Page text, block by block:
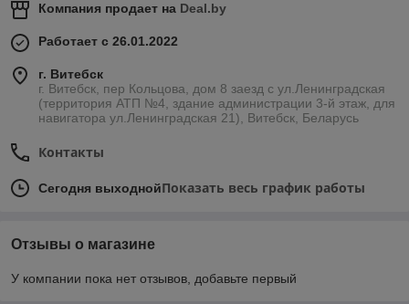
Компания продает на Deal.by
Работает с 26.01.2022
г. Витебск
г. Витебск, пер Кольцова, дом 8 заезд с ул.Ленинградская
(территория АТП №4, здание администрации 3-й этаж, для
навигатора ул.Ленинградская 21), Витебск, Беларусь
Контакты
Сегодня выходнойПоказать весь график работы
Отзывы о магазине
У компании пока нет отзывов, добавьте первый